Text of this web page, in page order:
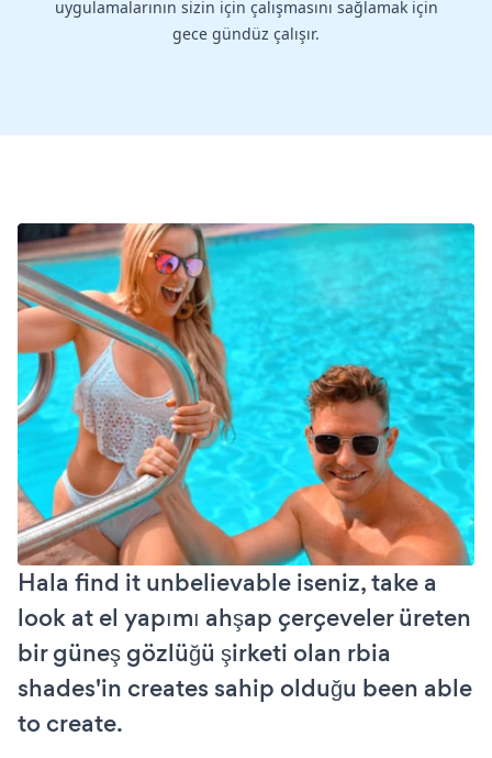
uygulamalarının sizin için çalışmasını sağlamak için
gece gündüz çalışır.
Hala find it unbelievable iseniz, take a
look at el yapımı ahşap çerçeveler üreten
bir güneş gözlüğü şirketi olan rbia
shades'in creates sahip olduğu been able
to create.